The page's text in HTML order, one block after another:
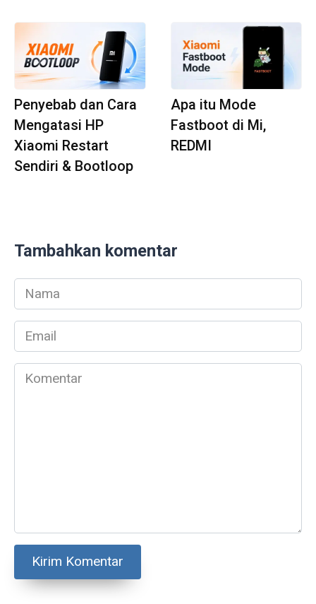
Penyebab dan Cara
Mengatasi HP
Xiaomi Restart
Sendiri & Bootloop
Apa itu Mode
Fastboot di Mi,
REDMI
Tambahkan komentar
Nama
*
Email
*
Komentar